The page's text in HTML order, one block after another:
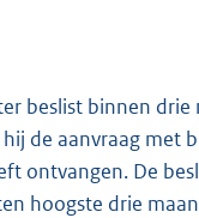
beslist binnen drie
de aanvraag met
ontvangen. De
hoogste drie